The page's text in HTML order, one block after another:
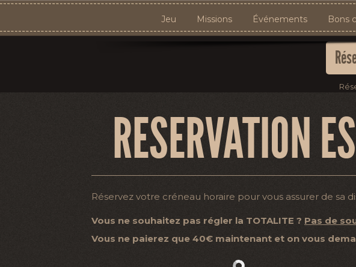
Jeu Missions Événements Bons
RESERVATION
Réservez votre créneau horaire pour vous assurer de sa
Vous ne souhaitez pas régler la TOTALITE ? Pas de
Vous ne paierez que 40€ maintenant et on vous